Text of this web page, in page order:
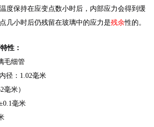
温度保持在应变点数小时后，内部应力会得到缓
几小时后仍残留在玻璃中的应力是残余性的。
性：
毛细管
径： 1.02毫米
毫米）
毫米